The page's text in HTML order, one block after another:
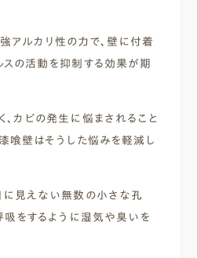
アルカリ性の力で、壁に付着
スの活動を抑制する効果が期
カビの発生に悩まされること
喰壁はそうした悩みを軽減し
に見えない無数の小さな孔
吸をするように湿気や臭いを